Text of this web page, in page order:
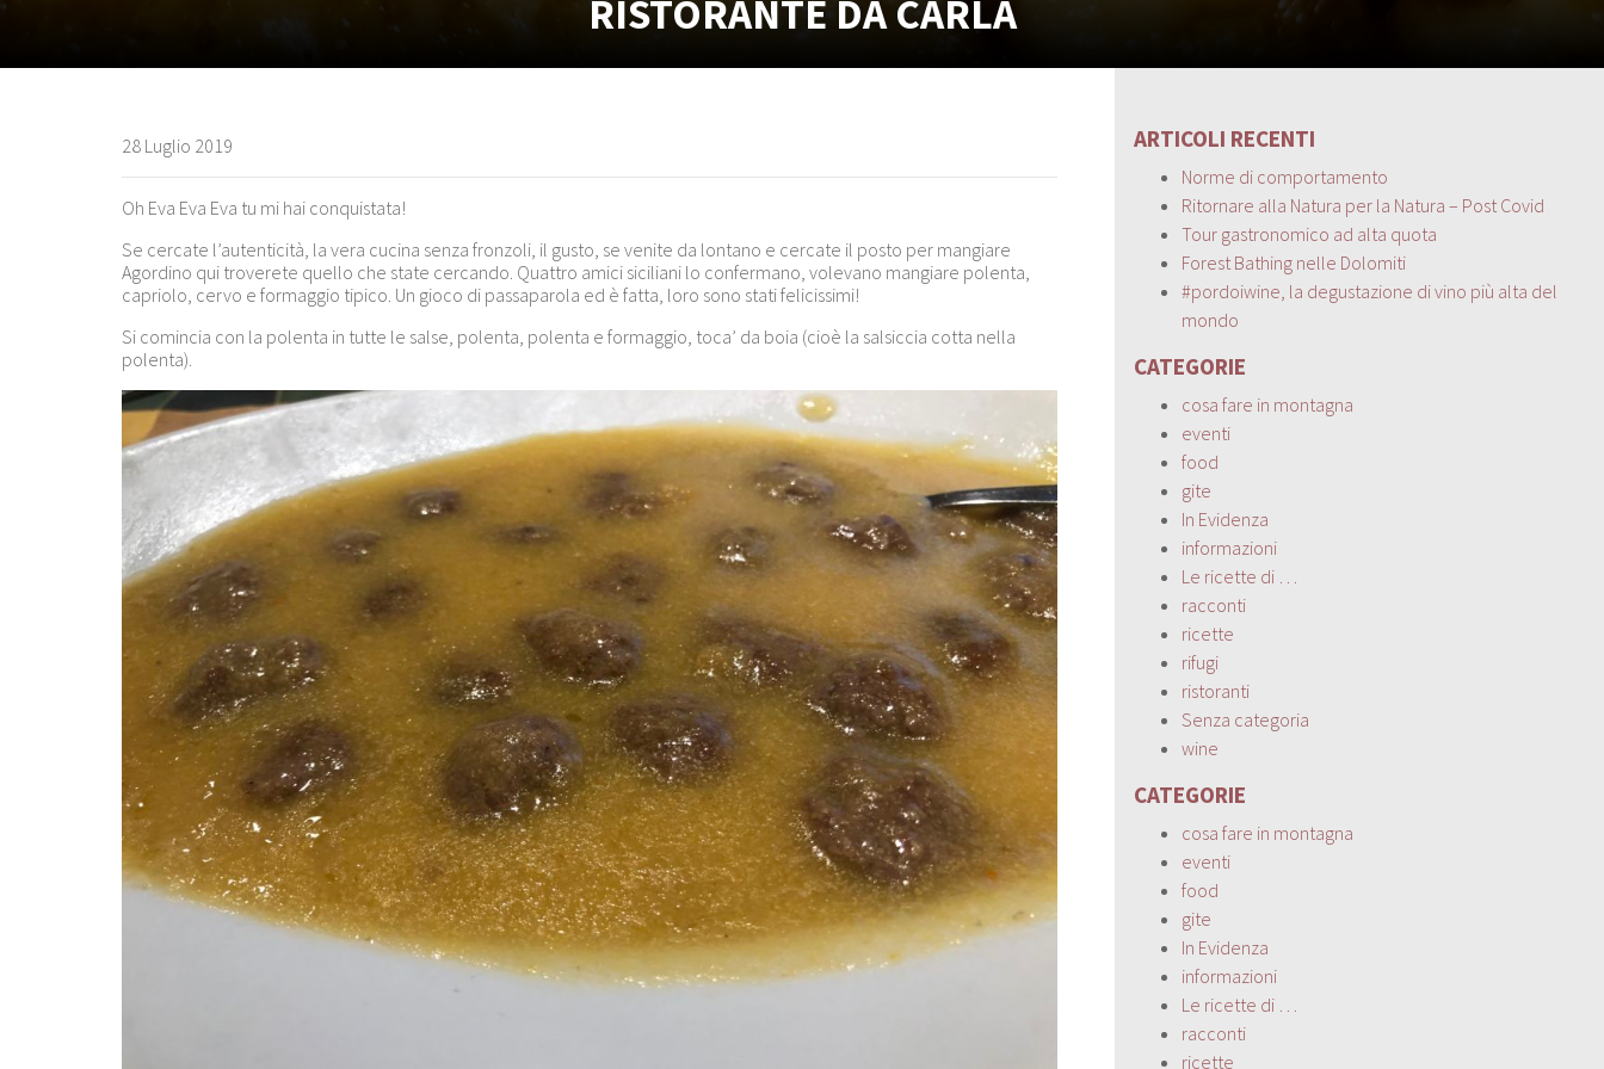
RISTORANTE DA CARLA
28 Luglio 2019
Oh Eva Eva Eva tu mi hai conquistata!
Se cercate l’autenticità, la vera cucina senza fronzoli, il gusto, se venite da lontano e cercate il posto per mangiare
Agordino qui troverete quello che state cercando. Quattro amici siciliani lo confermano, volevano mangiare polenta,
capriolo, cervo e formaggio tipico. Un gioco di passaparola ed è fatta, loro sono stati felicissimi!
Si comincia con la polenta in tutte le salse, polenta, polenta e formaggio, toca’ da boia (cioè la salsiccia cotta nella
polenta).
ARTICOLI RECENTI
Norme di comportamento
Ritornare alla Natura per la Natura – Post Covid
Tour gastronomico ad alta quota
Forest Bathing nelle Dolomiti
#pordoiwine, la degustazione di vino più alta del
mondo
CATEGORIE
cosa fare in montagna
eventi
food
gite
In Evidenza
informazioni
Le ricette di …
racconti
ricette
rifugi
ristoranti
Senza categoria
wine
CATEGORIE
cosa fare in montagna
eventi
food
gite
In Evidenza
informazioni
Le ricette di …
racconti
ricette